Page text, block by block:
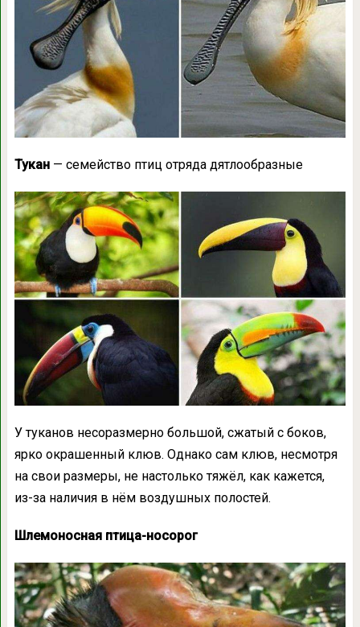
Тукан— семейство птиц отряда дятлообразные
У туканов несоразмерно большой, сжатый с боков,
ярко окрашенный клюв. Однако сам клюв, несмотря
на свои размеры, не настолько тяжёл, как кажется,
из-за наличия в нём воздушных полостей.
Шлемоносная птица-носорог